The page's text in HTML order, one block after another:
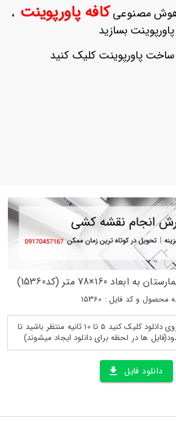
کافه پاورپوینت ،
پاورپوینت بسازید
پاورپوینت کلیک کنید
160×78 متر (کد15360)
محصول و کد فایل : 15360
پس از لود کامل صفحه روی دانلود کلیک کنید 5 تا 10 ثانیه منتظر باشید تا
ها در لحظه برای دانلود ایجاد میشوند)
دانلود فایل